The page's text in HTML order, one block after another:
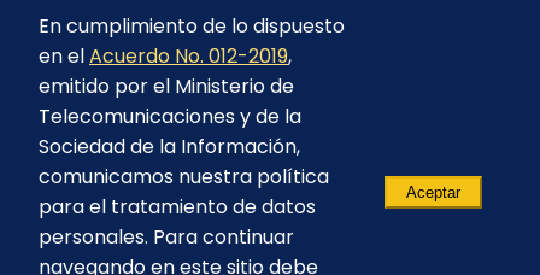
En cumplimiento de lo dispuesto
en elAcuerdo No. 012-2019,
emitido por el Ministerio de
Telecomunicaciones y de la
Sociedad de la Información,
comunicamos nuestra política
para el tratamiento de datos
personales. Para continuar
navegando en este sitio debe
Aceptar